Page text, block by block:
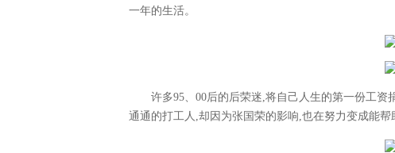
一年的生活。
许多95、00后的后荣迷,将自己人生的第一份工
通通的打工人,却因为张国荣的影响,也在努力变成能帮